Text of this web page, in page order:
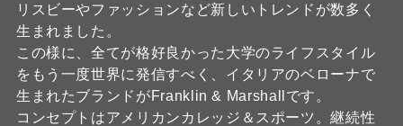
リスビーやファッションなど新しいトレンドが数多く
生まれました。
この様に、全てが格好良かった大学のライフスタイル
をもう一度世界に発信すべく、イタリアのベローナで
生まれたブランドがFranklin & Marshallです。
コンセプトはアメリカンカレッジ＆スポーツ。継続性